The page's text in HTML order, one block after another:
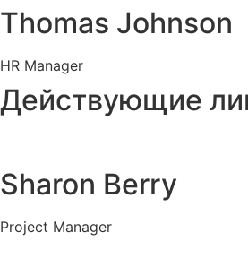
Thomas Johnson
HR Manager
Действующие
Sharon Berry
Project Manager